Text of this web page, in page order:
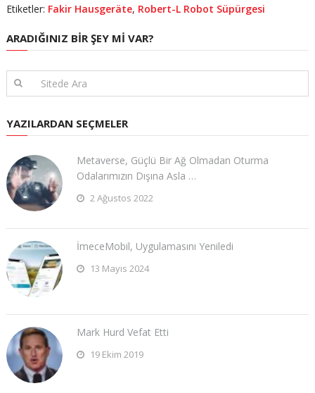
Etiketler: Fakir Hausgeräte, Robert-L Robot Süpürgesi
ARADIĞINIZ BIR ŞEY MI VAR?
YAZILARDAN SEÇMELER
Metaverse, Güçlü Bir Ağ Olmadan Oturma
Odalarımızın Dışına Asla …
2 Ağustos 2022
İmeceMobil, Uygulamasını Yeniledi
13 Mayıs 2024
Mark Hurd Vefat Etti
19 Ekim 2019